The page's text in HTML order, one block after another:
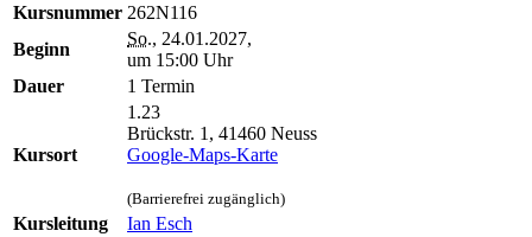
Kursnummer 262N116
Beginn
So., 24.01.2027,
um 15:00 Uhr
Dauer
1 Termin
Kursort
1.23
Brückstr. 1, 41460 Neuss
Google-Maps-Karte
(Barrierefrei zugänglich)
Kursleitung
Ian Esch